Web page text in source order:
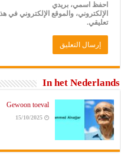
احفظ اسمي، بريدي
الإلكتروني، والموقع الإلكتروني في
تعليقي.
In het Nederlands
Gewoon toeval
15/10/2025